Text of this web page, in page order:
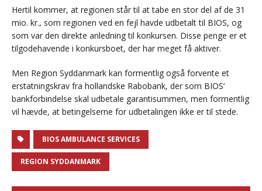
Hertil kommer, at regionen står til at tabe en stor del af de 31
mio. kr., som regionen ved en fejl havde udbetalt til BIOS, og
som var den direkte anledning til konkursen. Disse penge er et
tilgodehavende i konkursboet, der har meget få aktiver.
Men Region Syddanmark kan formentlig også forvente et
erstatningskrav fra hollandske Rabobank, der som BIOS’
bankforbindelse skal udbetale garantisummen, men formentlig
vil hævde, at betingelserne for udbetalingen ikke er til stede.
BIOS AMBULANCE SERVICES
REGION SYDDANMARK